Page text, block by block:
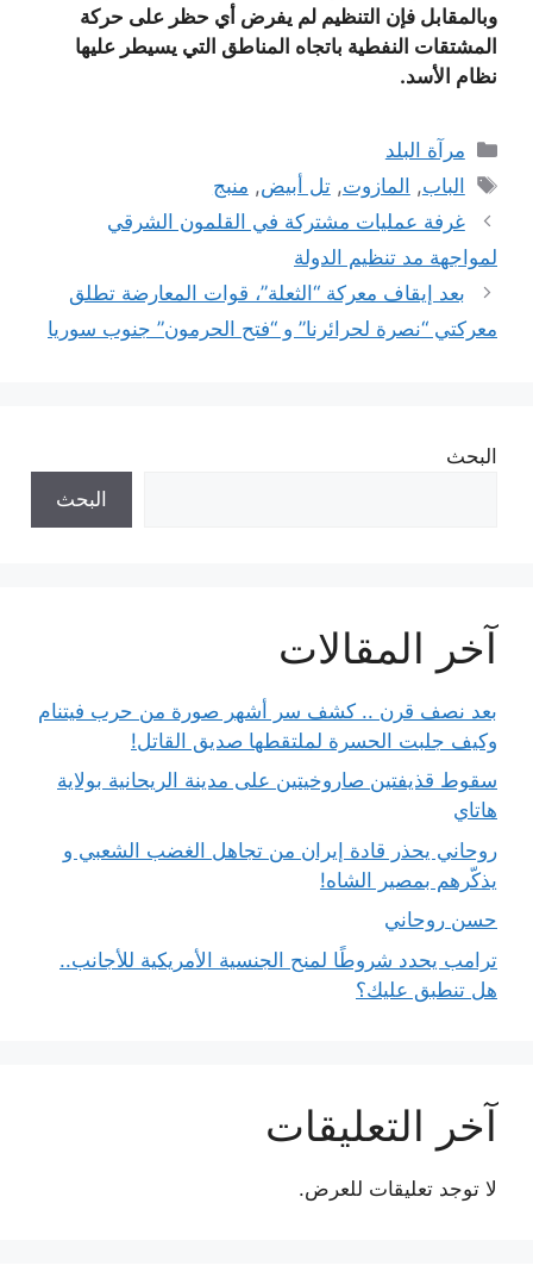
وبالمقابل فإن التنظيم لم يفرض أي حظر على حركة
المشتقات النفطية باتجاه المناطق التي يسيطر عليها
نظام الأسد.
التصنيفات
مرآة البلد
الوسوم
الباب, المازوت,تل أبيض, منبج
غرفة عمليات مشتركة في القلمون الشرقي
لمواجهة مد تنظيم الدولة
بعد إيقاف معركة “الثعلة”، قوات المعارضة تطلق
معركتي “نصرة لحرائرنا” و “فتح الحرمون” جنوب سوريا
البحث
البحث
آخر المقالات
بعد نصف قرن .. كشف سر أشهر صورة من حرب فيتنام
وكيف جلبت الحسرة لملتقطها صديق القاتل!
سقوط قذيفتين صاروخيتين على مدينة الريحانية بولاية
هاتاي
روحاني يحذر قادة إيران من تجاهل الغضب الشعبي و
يذكّرهم بمصير الشاه!
حسن روحاني
ترامب يحدد شروطًا لمنح الجنسية الأمريكية للأجانب..
هل تنطبق عليك؟
آخر التعليقات
لا توجد تعليقات للعرض.